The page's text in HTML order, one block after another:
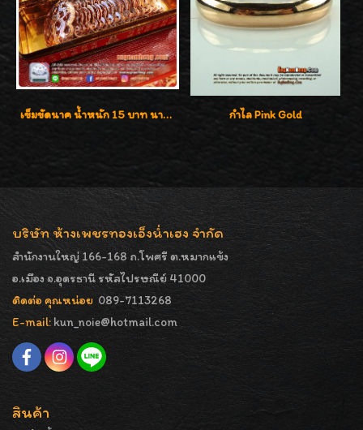
เข็มขัดนาค น้ำหนัก 15 บาท นาค 40% งานนาคโบราณแท้ๆ จากห้างใหญ่ กำไล Pink Gold
บริษัท ห้างเพชรทองเอ็งน่ำเฮง จำกัด
สำนักงานใหญ่ 166-168 ถ.โพศรี ต.หมากแข้ง
อ.เมือง จ.อุดรธานี รหัสไปรษณีย์ 41000
ติดต่อ คุณหน่อย 089-7113268
E-mail: kun_noie@hotmail.com
สินค้า